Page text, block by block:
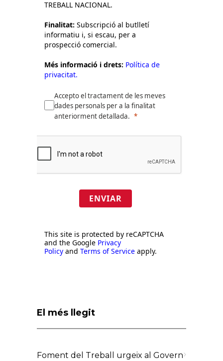
TREBALL NACIONAL.
Finalitat: Subscripció al butlletí
informatiu i, si escau, per a
prospecció comercial.
Més informació i drets: Política de
privacitat.
Accepto el tractament de les meves
dades personals per a la finalitat
anteriorment detallada.
ENVIAR
This site is protected by reCAPTCHA
and the Google Privacy
Policy and Terms of Service apply.
El més llegit
Foment del Treball urgeix al Govern